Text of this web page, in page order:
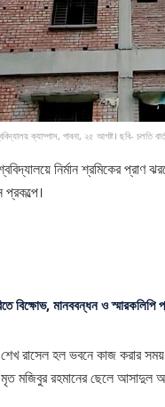
ক্যাম্পাস, পাবনা, ২৫ আগষ্ট। ছবি- চলতি
বিশ্ববিদ্যালয়ে নির্মান
বিক্ষোভ, মানববন্ধন ও স্মারকলিপি
শেখ রাসেল হল ভবনে কাজ করার
মৃত মজিবুর রহমানের ছেলে আসাদুল